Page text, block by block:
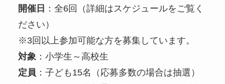
開催日 ：全6回（詳細はスケジュールをご覧く
ださい）
※3回以上参加可能な方を募集しています。
対象：小学生～高校生
定員 ：子ども15名（応募多数の場合は抽選）